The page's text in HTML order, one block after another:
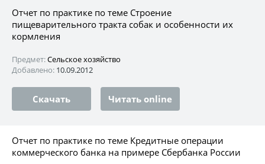
Отчет по практике по теме Строение
пищеварительного тракта собак и особенности их
кормления
Предмет:Сельское хозяйство
Добавлено: 10.09.2012
Скачать Читать online
Отчет по практике по теме Кредитные операции
коммерческого банка на примере Сбербанка России